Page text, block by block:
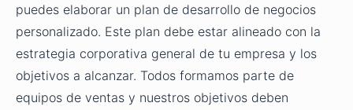
puedes elaborar un plan de desarrollo de negocios
personalizado. Este plan debe estar alineado con la
estrategia corporativa general de tu empresa y los
objetivos a alcanzar. Todos formamos parte de
equipos de ventas y nuestros objetivos deben